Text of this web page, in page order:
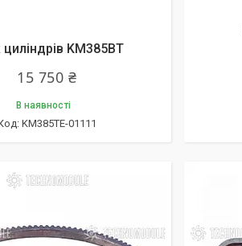
KM385BT
15 750 ₴
В наявності
KM385TE-01111